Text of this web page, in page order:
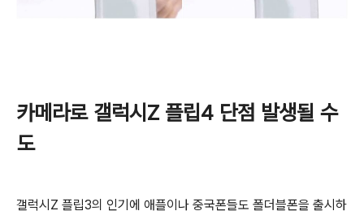
카메라로 갤럭시Z 플립4 단점 발생될 수
도
갤럭시Z 플립3의 인기에 애플이나 중국폰들도 폴더블폰을 출시하